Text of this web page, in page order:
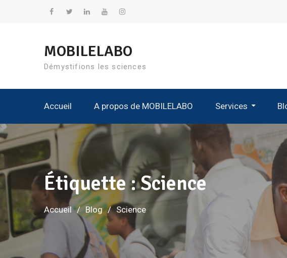
MOBILELABO
Démystifions les sciences
Accueil A propos de MOBILELABO Services
Étiquette :Science
Accueil Blog Science